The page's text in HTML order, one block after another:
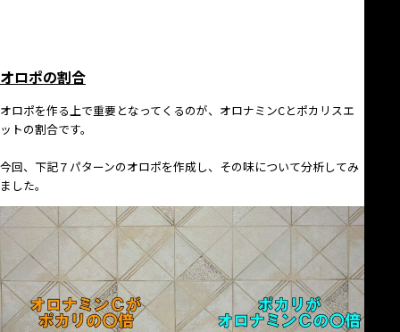
オロポの割合
オロポを作る上で重要となってくるのが、オロナミンCとポカリスエ
ットの割合です。
今回、下記７パターンのオロポを作成し、その味について分析してみ
ました。